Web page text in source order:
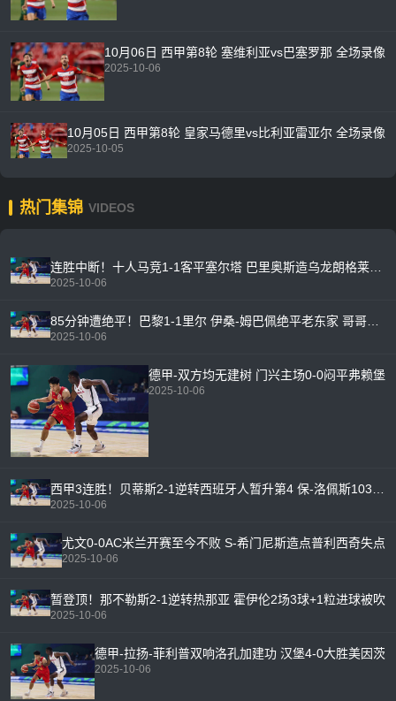
10月06日 西甲第8轮 塞维利亚vs巴塞罗那 全场录像
2025-10-06
10月05日 西甲第8轮 皇家马德里vs比利亚雷亚尔 全场录像
2025-10-05
热门集锦 VIDEOS
2025-10-06
2025-10-06
德甲-双方均无建树 门兴主场0-0闷平弗赖堡
2025-10-06
西甲3连胜！贝蒂斯2-1逆转西班牙人暂升第4 保-洛佩斯103分钟扑点
2025-10-06
尤文0-0AC米兰开赛至今不败 S-希门尼斯造点普利西奇失点
2025-10-06
暂登顶！那不勒斯2-1逆转热那亚 霍伊伦2场3球+1粒进球被吹
2025-10-06
德甲-拉扬-菲利普双响洛孔加建功 汉堡4-0大胜美因茨
2025-10-06